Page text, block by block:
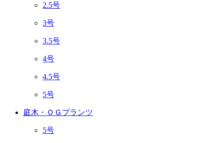
2.5号
3号
3.5号
4号
4.5号
5号
庭木・ＯＧプランツ
5号